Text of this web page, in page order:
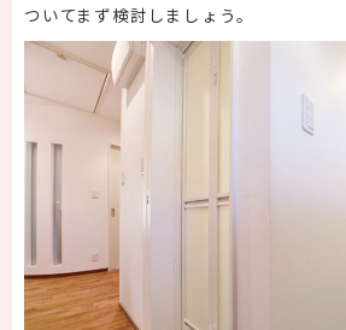
ついてまず検討しましょう。